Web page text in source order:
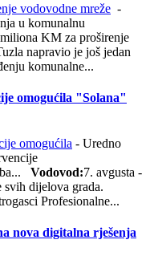
-
u komunalnu
KM za proširenje
napravio je još jedan
komunalne...
omogućila "Solana"
- Uredno
Vodovod:7. avgusta -
svih dijelova grada.
Profesionalne...
nova digitalna rješenja